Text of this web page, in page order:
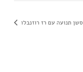
סשן תנועה עם רז רוזנבלו